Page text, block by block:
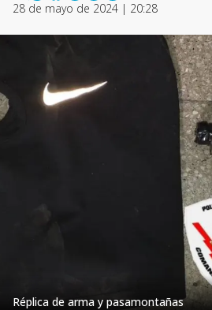
28 de mayo de 2024 | 20:28
Réplica de arma y pasamontañas